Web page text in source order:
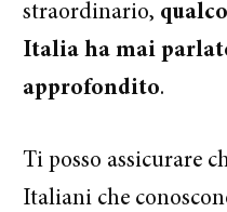
straordinario,
Italia ha mai
approfondito.
Ti posso assicurare
Italiani che